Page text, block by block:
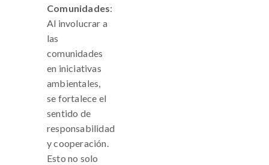
Comunidades:
Al involucrar a
las
comunidades
en iniciativas
ambientales,
se fortalece el
sentido de
responsabilidad
y cooperación.
Esto no solo